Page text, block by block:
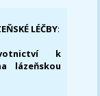
LÉČBY:
k
lázeňskou